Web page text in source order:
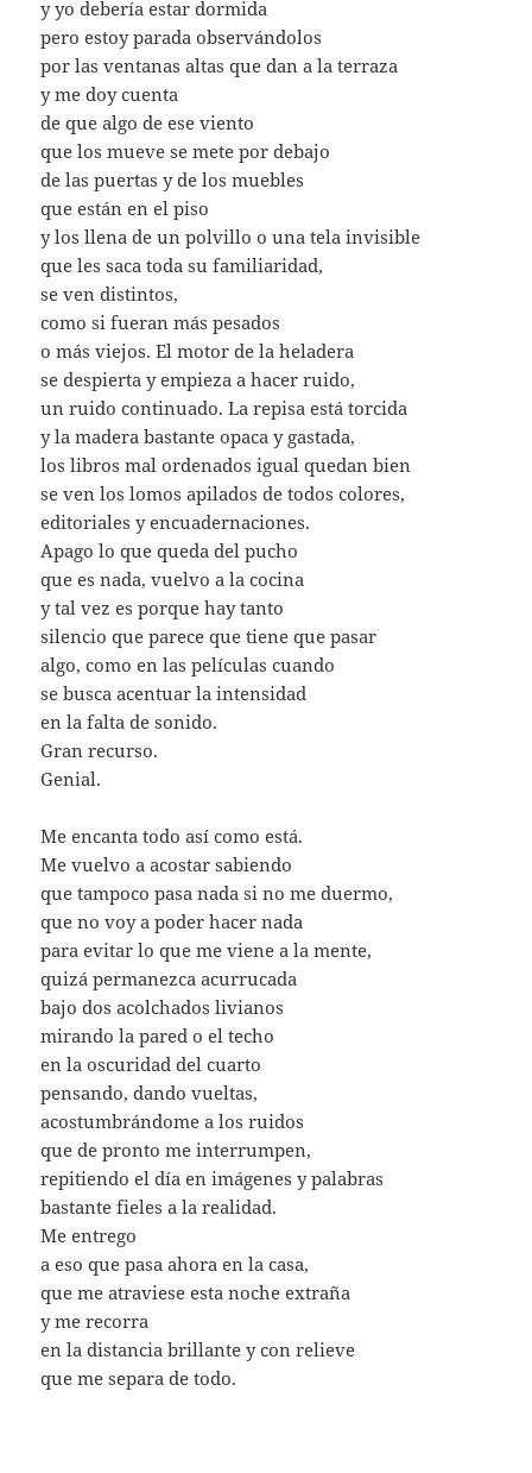
y yo debería estar dormida
pero estoy parada observándolos
por las ventanas altas que dan a la terraza
y me doy cuenta
de que algo de ese viento
que los mueve se mete por debajo
de las puertas y de los muebles
que están en el piso
y los llena de un polvillo o una tela invisible
que les saca toda su familiaridad,
se ven distintos,
como si fueran más pesados
o más viejos. El motor de la heladera
se despierta y empieza a hacer ruido,
un ruido continuado. La repisa está torcida
y la madera bastante opaca y gastada,
los libros mal ordenados igual quedan bien
se ven los lomos apilados de todos colores,
editoriales y encuadernaciones.
Apago lo que queda del pucho
que es nada, vuelvo a la cocina
y tal vez es porque hay tanto
silencio que parece que tiene que pasar
algo, como en las películas cuando
se busca acentuar la intensidad
en la falta de sonido.
Gran recurso.
Genial.
Me encanta todo así como está.
Me vuelvo a acostar sabiendo
que tampoco pasa nada si no me duermo,
que no voy a poder hacer nada
para evitar lo que me viene a la mente,
quizá permanezca acurrucada
bajo dos acolchados livianos
mirando la pared o el techo
en la oscuridad del cuarto
pensando, dando vueltas,
acostumbrándome a los ruidos
que de pronto me interrumpen,
repitiendo el día en imágenes y palabras
bastante fieles a la realidad.
Me entrego
a eso que pasa ahora en la casa,
que me atraviese esta noche extraña
y me recorra
en la distancia brillante y con relieve
que me separa de todo.